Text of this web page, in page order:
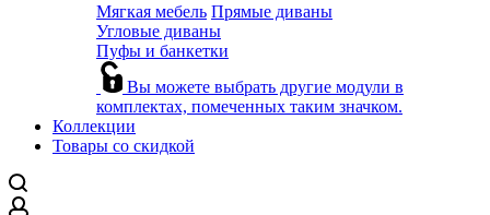
Мягкая мебель Прямые диваны
Угловые диваны
Пуфы и банкетки
Вы можете выбрать другие модули в
комплектах, помеченных таким значком.
Коллекции
Товары со скидкой